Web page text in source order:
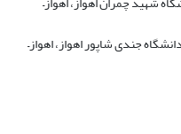
جندی شاپور اهواز، اهواز–